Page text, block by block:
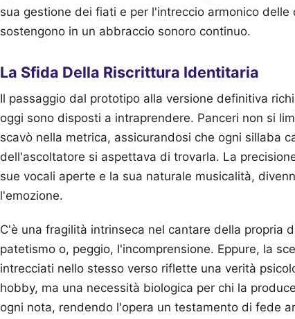
sua gestione dei fiati e per l'intreccio armonico
sostengono in un abbraccio sonoro continuo.
La Sfida Della Riscrittura Identitaria
Il passaggio dal prototipo alla versione definitiva
oggi sono disposti a intraprendere. Panceri non si
scavò nella metrica, assicurandosi che ogni sillaba
dell'ascoltatore si aspettava di trovarla. La
sue vocali aperte e la sua naturale musicalità,
l'emozione.
C'è una fragilità intrinseca nel cantare della propria
patetismo o, peggio, l'incomprensione. Eppure, la
intrecciati nello stesso verso riflette una verità
hobby, ma una necessità biologica per chi la
ogni nota, rendendo l'opera un testamento di fede